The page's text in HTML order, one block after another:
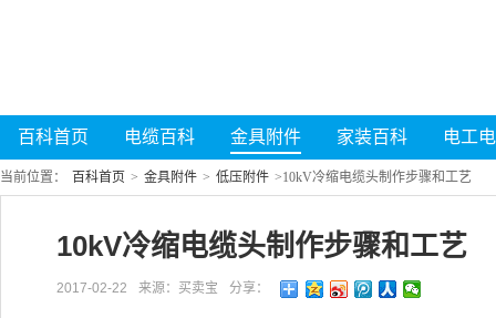
百科首页 电缆百科 金具附件 家装百科 电工
当前位置： 百科首页 > 金具附件 > 低压附件 >10kV冷缩电缆头制作步骤和工艺
10kV冷缩电缆头制作步骤和工艺
2017-02-22 来源：买卖宝 分享：